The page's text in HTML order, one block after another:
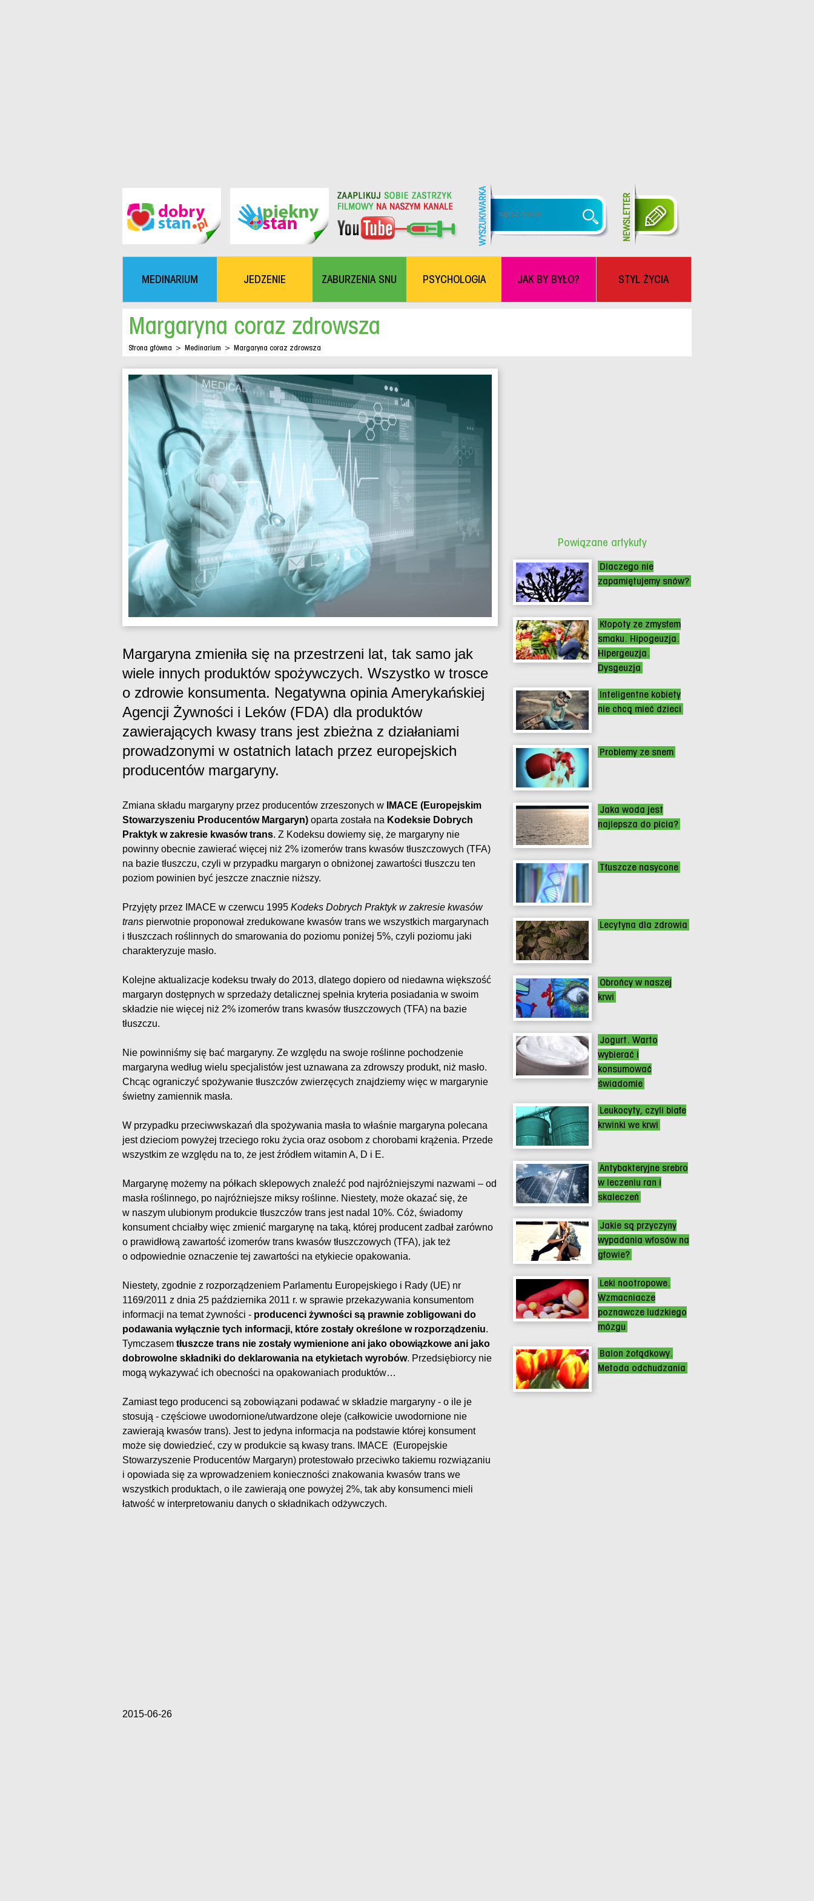
MEDINARIUM JEDZENIE ZABURZENIA SNU PSYCHOLOGIA JAK BY BYŁO? STYL ŻYCIA
Margaryna coraz zdrowsza
Strona główna > Medinarium > Margaryna coraz zdrowsza
Margaryna zmieniła się na przestrzeni lat, tak samo jak
wiele innych produktów spożywczych. Wszystko w trosce
o zdrowie konsumenta. Negatywna opinia Amerykańskiej
Agencji Żywności i Leków (FDA) dla produktów
zawierających kwasy trans jest zbieżna z działaniami
prowadzonymi w ostatnich latach przez europejskich
producentów margaryny.
Zmiana składu margaryny przez producentów zrzeszonych w
IMACE (Europejskim
Stowarzyszeniu Producentów Margaryn) oparta została na Kodeksie Dobrych
Praktyk w zakresie kwasów trans. Z Kodeksu dowiemy się, że margaryny nie
powinny obecnie zawierać więcej niż 2% izomerów trans kwasów tłuszczowych (TFA)
na bazie tłuszczu, czyli w przypadku margaryn o obniżonej zawartości tłuszczu ten
poziom powinien być jeszcze znacznie niższy.
Przyjęty przez IMACE w czerwcu 1995 Kodeks Dobrych Praktyk w zakresie kwasów
trans pierwotnie proponował zredukowane kwasów trans we wszystkich margarynach
i tłuszczach roślinnych do smarowania do poziomu poniżej 5%, czyli poziomu jaki
charakteryzuje masło.
Kolejne aktualizacje kodeksu trwały do 2013, dlatego dopiero od niedawna większość
margaryn dostępnych w sprzedaży detalicznej spełnia kryteria posiadania w swoim
składzie nie więcej niż 2% izomerów trans kwasów tłuszczowych (TFA) na bazie
tłuszczu.
Nie powinniśmy się bać margaryny. Ze względu na swoje roślinne pochodzenie
margaryna według wielu specjalistów jest uznawana za zdrowszy produkt, niż masło.
Chcąc ograniczyć spożywanie tłuszczów zwierzęcych znajdziemy więc w margarynie
świetny zamiennik masła.
W przypadku przeciwwskazań dla spożywania masła to właśnie margaryna polecana
jest dzieciom powyżej trzeciego roku życia oraz osobom z chorobami krążenia. Przede
wszystkim ze względu na to, że jest źródłem witamin A, D i E.
Margarynę możemy na półkach sklepowych znaleźć pod najróżniejszymi nazwami – od
masła roślinnego, po najróżniejsze miksy roślinne. Niestety, może okazać się, że
w naszym ulubionym produkcie tłuszczów trans jest nadal 10%. Cóż, świadomy
konsument chciałby więc zmienić margarynę na taką, której producent zadbał zarówno
o prawidłową zawartość izomerów trans kwasów tłuszczowych (TFA), jak też
o odpowiednie oznaczenie tej zawartości na etykiecie opakowania.
Niestety, zgodnie z rozporządzeniem Parlamentu Europejskiego i Rady (UE) nr
1169/2011 z dnia 25 października 2011 r. w sprawie przekazywania konsumentom
informacji na temat żywności - producenci żywności są prawnie zobligowani do
podawania wyłącznie tych informacji, które zostały określone w rozporządzeniu.
Tymczasem tłuszcze trans nie zostały wymienione ani jako obowiązkowe ani jako
dobrowolne składniki do deklarowania na etykietach wyrobów. Przedsiębiorcy nie
mogą wykazywać ich obecności na opakowaniach produktów…
Zamiast tego producenci są zobowiązani podawać w składzie margaryny - o ile je
stosują - częściowe uwodornione/utwardzone oleje (całkowicie uwodornione nie
zawierają kwasów trans). Jest to jedyna informacja na podstawie której konsument
może się dowiedzieć, czy w produkcie są kwasy trans. IMACE (Europejskie
Stowarzyszenie Producentów Margaryn) protestowało przeciwko takiemu rozwiązaniu
i opowiada się za wprowadzeniem konieczności znakowania kwasów trans we
wszystkich produktach, o ile zawierają one powyżej 2%, tak aby konsumenci mieli
łatwość w interpretowaniu danych o składnikach odżywczych.
2015-06-26
Powiązane artykuły
Dlaczego nie
zapamiętujemy snów?
Kłopoty ze zmysłem
smaku. Hipogeuzja.
Hipergeuzja.
Dysgeuzja
Inteligentne kobiety
nie chcą mieć dzieci
Problemy ze snem
Jaka woda jest
najlepsza do picia?
Tłuszcze nasycone
Lecytyna dla zdrowia
Obrońcy w naszej
krwi
Jogurt. Warto
wybierać i
konsumować
świadomie
Leukocyty, czyli białe
krwinki we krwi
Antybakteryjne srebro
w leczeniu ran i
skaleczeń
Jakie są przyczyny
wypadania włosów na
głowie?
Leki nootropowe.
Wzmacniacze
poznawcze ludzkiego
mózgu
Balon żołądkowy.
Metoda odchudzania